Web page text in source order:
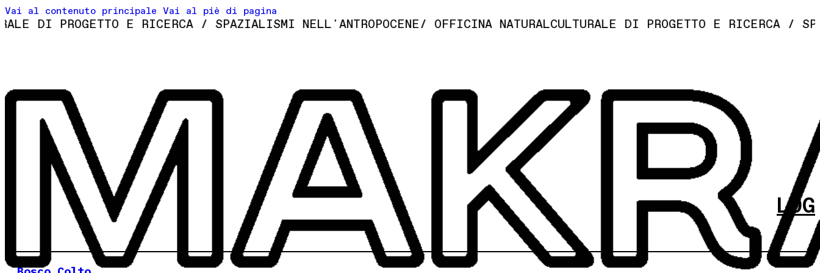
Vai al contenuto principale Vai al piè di pagina
DI PROGETTO E RICERCA / SPAZIALISMI NELL'ANTROPOCENE/ OFFICINA NATURALCULTURALE DI PROGETTO E RICERCA /
LOG